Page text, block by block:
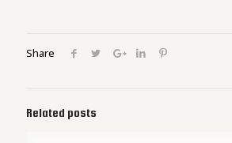
Share
Related posts